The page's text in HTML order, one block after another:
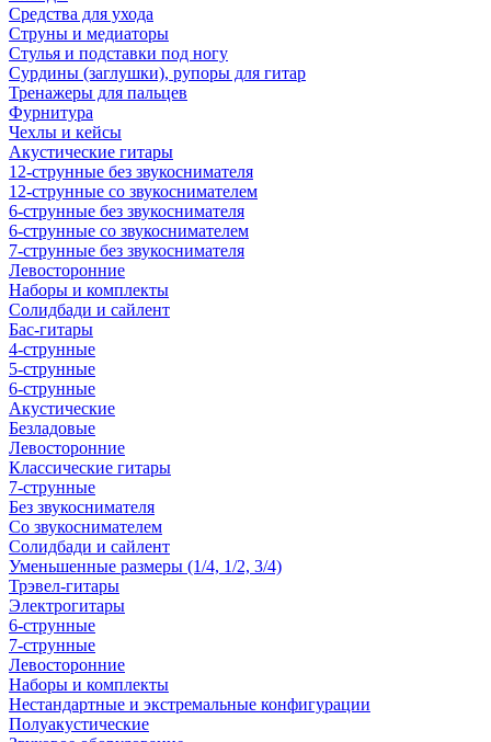
Средства для ухода
Струны и медиаторы
Стулья и подставки под ногу
Сурдины (заглушки), рупоры для гитар
Тренажеры для пальцев
Фурнитура
Чехлы и кейсы
Акустические гитары
12-струнные без звукоснимателя
12-струнные со звукоснимателем
6-струнные без звукоснимателя
6-струнные со звукоснимателем
7-струнные без звукоснимателя
Левосторонние
Наборы и комплекты
Солидбади и сайлент
Бас-гитары
4-струнные
5-струнные
6-струнные
Акустические
Безладовые
Левосторонние
Классические гитары
7-струнные
Без звукоснимателя
Со звукоснимателем
Солидбади и сайлент
Уменьшенные размеры (1/4, 1/2, 3/4)
Трэвел-гитары
Электрогитары
6-струнные
7-струнные
Левосторонние
Наборы и комплекты
Нестандартные и экстремальные конфигурации
Полуакустические